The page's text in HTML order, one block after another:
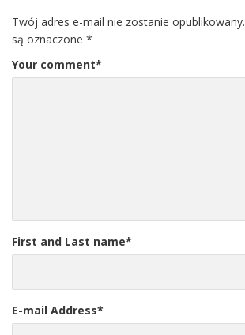
Twój adres e-mail nie zostanie opublikowany.
są oznaczone *
Your comment*
First and Last name*
E-mail Address*